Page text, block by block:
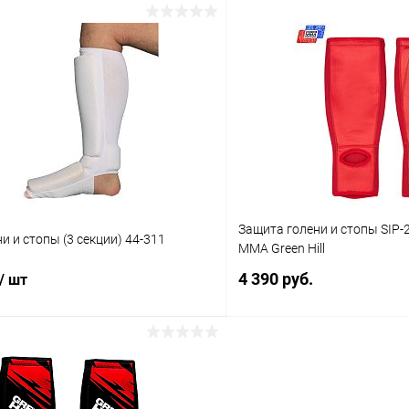
В корзину
Сравнение
В наличии
В
Купить в 1 клик
и стопы (3 секции) 44-311
/ шт
В корзину
Сравнение
Защита голени и стопы
ММА Green Hill
4 390 руб.